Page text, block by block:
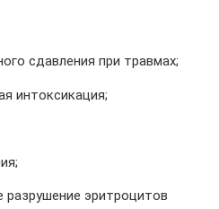
сдавления при травмах;
интоксикация;
разрушение эритроцитов